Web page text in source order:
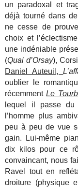
un paradoxal et
déjà tourné dans
ne cesse de
choix et
une indéniable
(Quai d’Orsay),
Daniel Auteuil,
oublier le
récemmentLe
lequel il passe
l’homme plus
peu à peu de vue
gain. Lui-même
dix kilos pour ce
convaincant, nous
Ravel tout en
droiture (physique